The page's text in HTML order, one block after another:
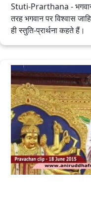
Stuti-Prarthana - भगवान
तरह भगवान पर विश्वास
ही स्तुति-प्रार्थना कहते हैं।